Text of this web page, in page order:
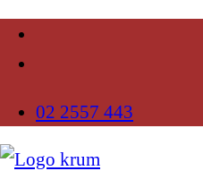
02 2557 443